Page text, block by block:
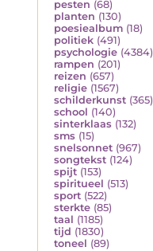
pesten (68)
planten (130)
poesiealbum (18)
politiek (491)
psychologie (4384)
rampen (201)
reizen (657)
religie (1567)
schilderkunst (365)
school (140)
sinterklaas (132)
sms (15)
snelsonnet (967)
songtekst (124)
spijt (153)
spiritueel (513)
sport (522)
sterkte (85)
taal (1185)
tijd (1830)
toneel (89)